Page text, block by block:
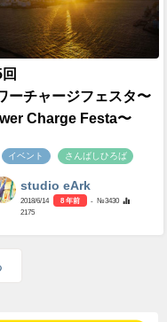
ーチャージフェスタ〜
Charge Festa〜
イベント さんばしひろば
studio eArk
2018/6/14 8 年前
- №3430
2175